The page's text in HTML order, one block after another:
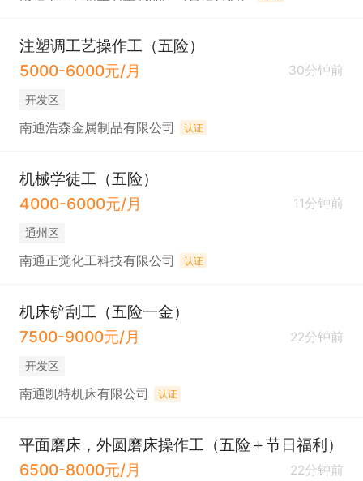
注塑调工艺操作工（五险）
5000-6000元/月
30分钟前
开发区
南通浩森金属制品有限公司 认证
机械学徒工（五险）
4000-6000元/月
11分钟前
通州区
南通正觉化工科技有限公司 认证
机床铲刮工（五险一金）
7500-9000元/月
22分钟前
开发区
南通凯特机床有限公司 认证
平面磨床，外圆磨床操作工（五险＋节日福利）
6500-8000元/月
22分钟前